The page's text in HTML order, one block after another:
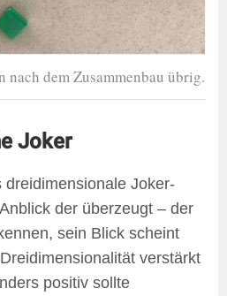
nach dem Zusammenbau übrig.
Joker
dreidimensionale Joker-
der überzeugt – der
sein Blick scheint
verstärkt
positiv sollte